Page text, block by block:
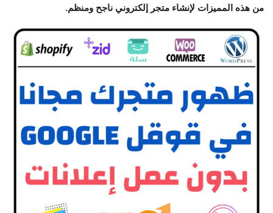
من هذه المميزات لإنشاء متجر إلكتروني ناجح ومنظم.